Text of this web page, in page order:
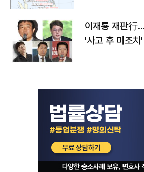
이재룡 재판行
'사고 후 미조치'